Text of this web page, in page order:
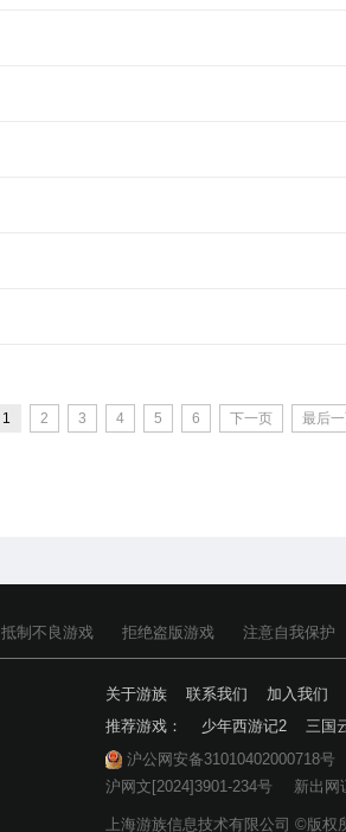
1 2 3 4 5 6 下一页 最后
抵制不良游戏 拒绝盗版游戏 注意自我保护
关于游族 联系我们 加入我们
推荐游戏：
少年西游记2 三国
沪公网安备31010402000718号
沪网文[2024]3901-234号
新出网
上海游族信息技术有限公司 ©版权